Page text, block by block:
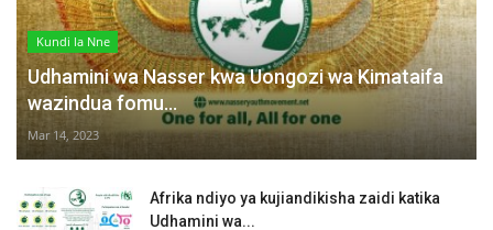
Kundi la Nne
Udhamini wa Nasser kwa Uongozi wa Kimataifa
wazindua fomu...
Mar 14, 2023
Afrika ndiyo ya kujiandikisha zaidi katika
Udhamini wa...